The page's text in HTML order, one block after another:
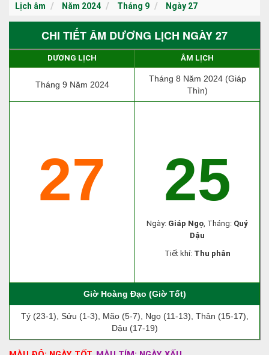
Lịch âm Năm 2024 Tháng 9 Ngày 27
CHI TIẾT ÂM DƯƠNG LỊCH NGÀY 27
DƯƠNG LỊCH ÂM LỊCH
Tháng 9 Năm 2024
Tháng 8 Năm 2024 (Giáp
Thìn)
27 25
Ngày: Giáp Ngọ, Tháng: Quý
Dậu
Tiết khí: Thu phân
Giờ Hoàng Đạo (Giờ Tốt)
Tý (23-1), Sửu (1-3), Mão (5-7), Ngọ (11-13), Thân (15-17),
Dậu (17-19)